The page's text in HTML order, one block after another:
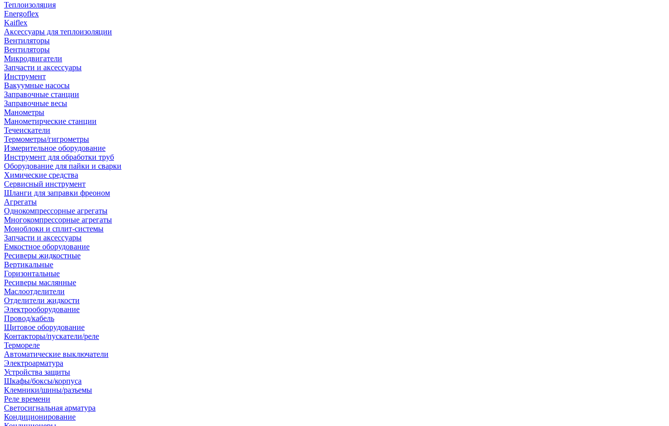
Теплоизоляция
Energoflex
Kaiflex
Аксессуары для теплоизоляции
Вентиляторы
Вентиляторы
Микродвигатели
Запчасти и аксессуары
Инструмент
Вакуумные насосы
Заправочные станции
Заправочные весы
Манометры
Манометирческие станции
Течеискатели
Термометры/гигрометры
Измерительное оборудование
Инструмент для обработки труб
Оборудование для пайки и сварки
Химические средства
Сервисный инструмент
Шланги для заправки фреоном
Агрегаты
Однокомпрессорные агрегаты
Многокомпрессорные агрегаты
Моноблоки и сплит-системы
Запчасти и аксессуары
Емкостное оборудование
Ресиверы жидкостные
Вертикальные
Горизонтальные
Ресиверы маслянные
Маслоотделители
Отделители жидкости
Электрооборудование
Провод/кабель
Щитовое оборудование
Контакторы/пускатели/реле
Термореле
Автоматические выключатели
Электроарматура
Устройства защиты
Шкафы/боксы/корпуса
Клемники/шины/разъемы
Реле времени
Светосигнальная арматура
Кондиционирование